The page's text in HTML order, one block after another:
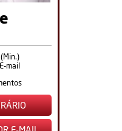
mail